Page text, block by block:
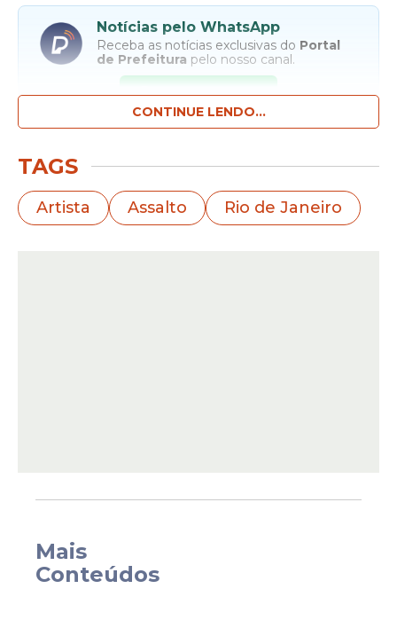
Notícias pelo WhatsApp
Receba as notícias exclusivas do Portal
de Prefeitura pelo nosso canal.
Entrar no canal
O ataque aconteceu por volta das 2h30,
armados com fuzis e pistolas, usando
capuzes, entraram no imóvel localizado no
Segundo o depoimento do funkeiro à
CONTINUE LENDO...
TAGS
Artista Assalto Rio de Janeiro
Mais
Conteúdos